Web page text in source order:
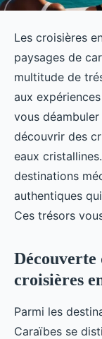
Les croisières
paysages de
multitude de
aux
vous
découvrir des
eaux
destinations
authentiques
Ces trésors
Découverte
croisières
Parmi les
Caraïbes se